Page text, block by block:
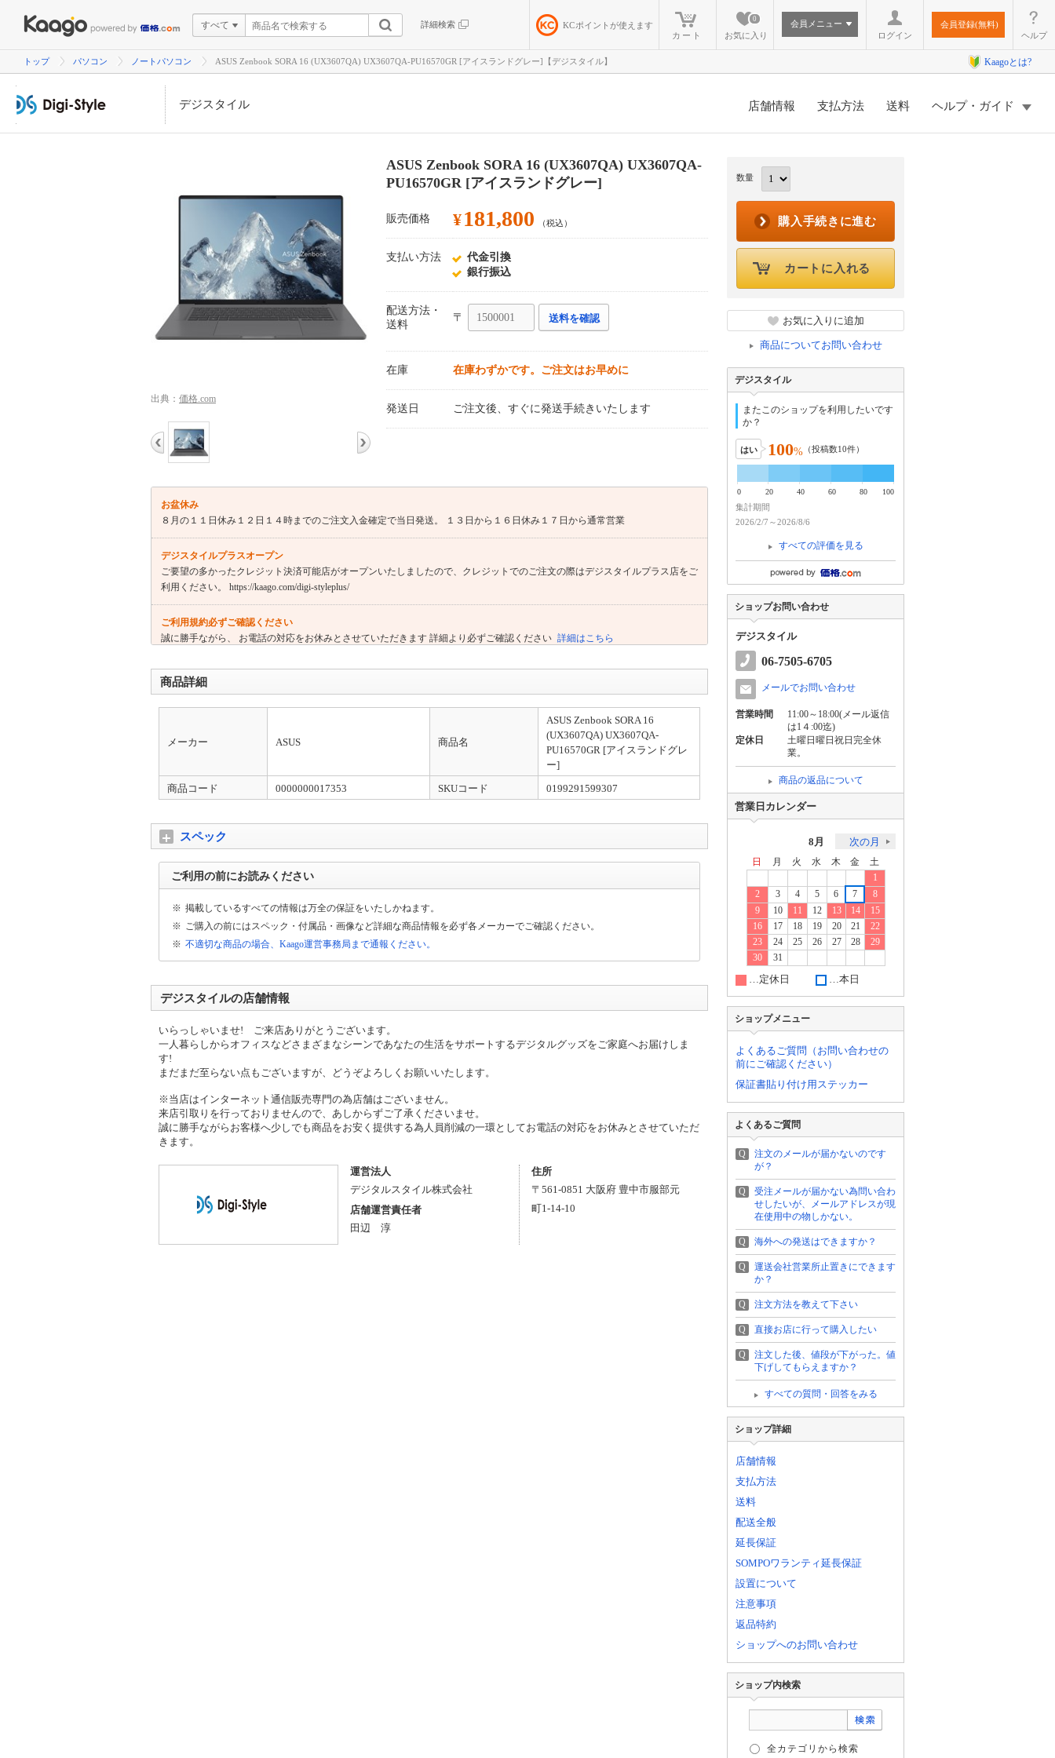
すべて 詳細検索 KCポイントが使えます
カート
お気に入り
0
会員メニュー
ログイン
会員登録(無料)
ヘルプ
トップ パソコン ノートパソコン ASUS Zenbook SORA 16 (UX3607QA) UX3607QA-PU16570GR [アイスランドグレー]【デジスタイル】 Kaagoとは?
デジスタイル 店舗情報 支払方法 送料 ヘルプ・ガイド
出典： 価格.com
ASUS Zenbook SORA 16 (UX3607QA) UX3607QA-
PU16570GR [アイスランドグレー]
販売価格 ¥181,800 （税込）
支払い方法
代金引換
銀行振込
配送方法・
送料
〒 送料を確認
在庫 在庫わずかです。ご注文はお早めに
発送日 ご注文後、すぐに発送手続きいたします
お盆休み
８月の１１日休み１２日１４時までのご注文入金確定で当日発送。 １３日から１６日休み１７日から通常営業
デジスタイルプラスオープン
ご要望の多かったクレジット決済可能店がオープンいたしましたので、クレジットでのご注文の際はデジスタイルプラス店をご
利用ください。 https://kaago.com/digi-styleplus/
ご利用規約必ずご確認ください
誠に勝手ながら、 お電話の対応をお休みとさせていただきます 詳細より必ずご確認ください 詳細はこちら
商品詳細
メーカー ASUS 商品名
ASUS Zenbook SORA 16
(UX3607QA) UX3607QA-
PU16570GR [アイスランドグレ
ー]
商品コード
0000000017353 SKUコード 0199291599307
スペック
ご利用の前にお読みください
※ 掲載しているすべての情報は万全の保証をいたしかねます。
※ ご購入の前にはスペック・付属品・画像など詳細な商品情報を必ず各メーカーでご確認ください。
※ 不適切な商品の場合、Kaago運営事務局まで通報ください。
デジスタイルの店舗情報
いらっしゃいませ! ご来店ありがとうございます。
一人暮らしからオフィスなどさまざまなシーンであなたの生活をサポートするデジタルグッズをご家庭へお届けしま
す!
まだまだ至らない点もございますが、どうぞよろしくお願いいたします。
※当店はインターネット通信販売専門の為店舗はございません。
来店引取りを行っておりませんので、あしからずご了承くださいませ。
誠に勝手ながらお客様へ少しでも商品をお安く提供する為人員削減の一環としてお電話の対応をお休みとさせていただ
きます。
運営法人
デジタルスタイル株式会社
店舗運営責任者
田辺 淳
住所
〒 561-0851 大阪府 豊中市服部元
町1-14-10
数量
購入手続きに進む
カートに入れる
お気に入りに追加
商品についてお問い合わせ
デジスタイル
またこのショップを利用したいです
か？
はい 100% （投稿数10件）
0 20 40 60 80 100
集計期間
2026/2/7～2026/8/6
すべての評価を見る
ショップお問い合わせ
デジスタイル
06-7505-6705
メールでお問い合わせ
営業時間
11:00～18:00(メール返信
は1４:00迄)
定休日
土曜日曜日祝日完全休
業。
商品の返品について
営業日カレンダー
8月 次の月
日 月 火 水 木 金
土
1
2
3 4 5 6 7
8
9
10 11 12 13 14
15
16
17 18 19 20 21
22
23
24 25 26 27 28
29
30
31
…定休日 …本日
ショップメニュー
よくあるご質問（お問い合わせの
前にご確認ください）
保証書貼り付け用ステッカー
よくあるご質問
Q
注文のメールが届かないのです
が？
Q
受注メールが届かない為問い合わ
せしたいが、メールアドレスが現
在使用中の物しかない。
Q 海外への発送はできますか？
Q
運送会社営業所止置きにできます
か？
Q 注文方法を教えて下さい
Q 直接お店に行って購入したい
Q
注文した後、値段が下がった。値
下げしてもらえますか？
すべての質問・回答をみる
ショップ詳細
店舗情報
支払方法
送料
配送全般
延長保証
SOMPOワランティ延長保証
設置について
注意事項
返品特約
ショップへのお問い合わせ
ショップ内検索
全カテゴリから検索